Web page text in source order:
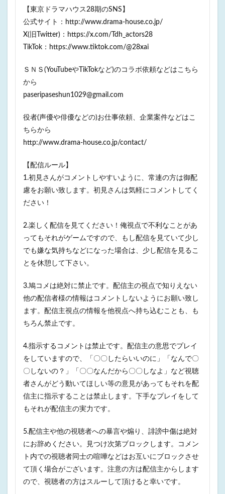
【東京ドラマハウス28期のSNS】
公式サイト：http://www.drama-house.co.jp/
X(旧Twitter)：https://x.com/Tdh_actors28
TikTok：https://www.tiktok.com/@28xai
ＳＮＳ(YouTubeやTikTokなど)のコラボ依頼などはこちら
から
paseripaseshun1029@gmail.com
役者(声優や俳優などの)お仕事依頼、企業案件などはこ
ちらから
http://www.drama-house.co.jp/contact/
【配信ルール】
1.初見さんがコメントしやすいように、常連の方は御配
慮をお願い致します。初見さんは気軽にコメントしてく
ださい！
2.楽しく配信を見てください！俺視点で不利なことがあ
ってもそれがゲームですので、もし配信を見ていて少し
でも嫌な気持ちなどになった場合は、少し配信を見るこ
とを休憩して下さい。
3.鳩コメは絶対に禁止です。配信主の視点で知りえない
他の配信者様の情報はコメントしないようにお願い致し
ます。配信主視点の情報を他視点へ持ち込むことも、も
ちろん禁止です。
4.指示するコメントは禁止です。配信主の意思でプレイ
をしていますので、「〇〇したらいいのに」「なんで〇
〇しないの？」「〇〇なんだから〇〇しなよ」など視聴
者さんがどう動いてほしい等の意見があってもそれを配
信主に指示することは禁止します。下手なプレイをして
もそれが配信主の実力です。
5.配信主や他の視聴者への暴言や煽り、誹謗中傷は絶対
にお辞めください。見つけ次第ブロックします。コメン
ト内での視聴者同士の喧嘩などはお互いにブロックさせ
て頂く場合がございます。注意の方は配信主からします
ので、視聴者の方はスルーして頂けると幸いです。